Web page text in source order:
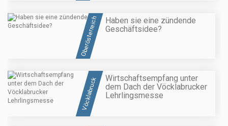
Oberösterreich
Haben sie eine zündende
Geschäftsidee?
Vöcklabruck
Wirtschaftsempfang unter
dem Dach der Vöcklabrucker
Lehrlingsmesse